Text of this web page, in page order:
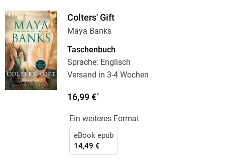
Colters' Gift
Maya Banks
Taschenbuch
Sprache: Englisch
Versand in 3-4 Wochen
16,99 €*
Ein weiteres Format
eBook epub
14,49 €